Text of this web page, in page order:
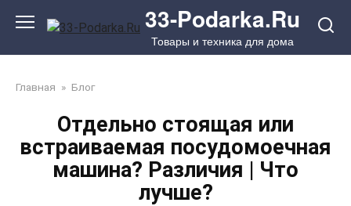
33-Podarka.Ru
Товары и техника для дома
Главная » Блог
Отдельно стоящая или
встраиваемая посудомоечная
машина? Различия | Что
лучше?